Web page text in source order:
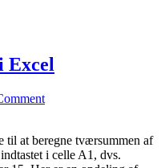
Excel
til at beregne tværsummen af
i celle A1, dvs.